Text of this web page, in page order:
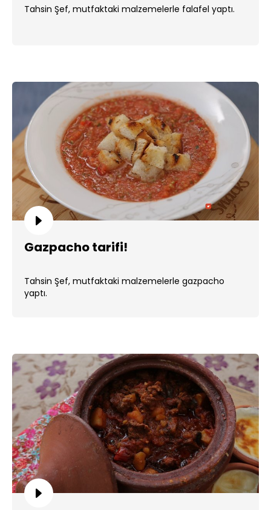
Tahsin Şef, mutfaktaki malzemelerle falafel yaptı.
Gazpacho tarifi!
Tahsin Şef, mutfaktaki malzemelerle gazpacho
yaptı.